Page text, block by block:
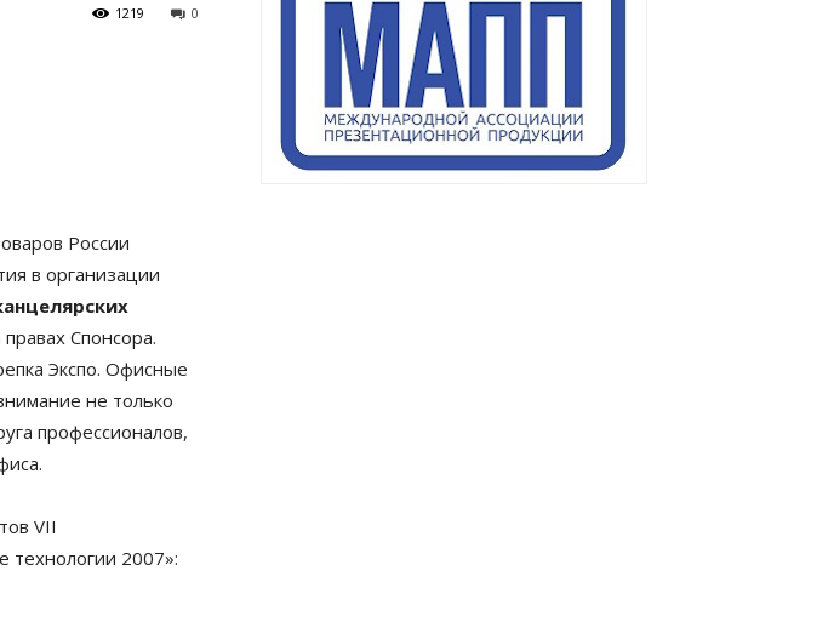
0
1219
России
в организации
правах Спонсора.
Экспо. Офисные
не только
профессионалов,
VII
технологии 2007»: